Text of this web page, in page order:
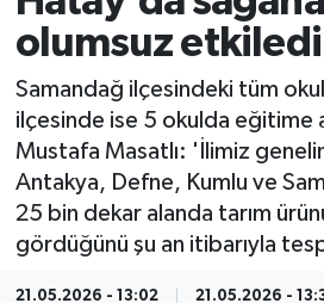
olumsuz etkiledi
Samandağ ilçesindeki tüm
ilçesinde ise 5 okulda eğitime
Mustafa Masatlı: 'İlimiz
Antakya, Defne, Kumlu ve
25 bin dekar alanda tarım
gördüğünü şu an itibarıyla
21.05.2026 - 13:02 21.05.2026 -
KÖŞE YAZILARI
KÜLTÜR-SANAT-MAGAZİN
MEDYA
ÖZEL HABER
RÖPORTAJLAR
Tüm Manşetler
Son Dakika Haberleri
Haber Arşivi